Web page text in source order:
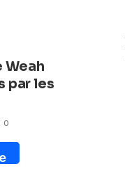
Weah
par les
0